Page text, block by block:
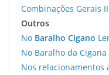
Combinações Gerais II
Outros
No Baralho Cigano
No Baralho da
Nos relacionamentos